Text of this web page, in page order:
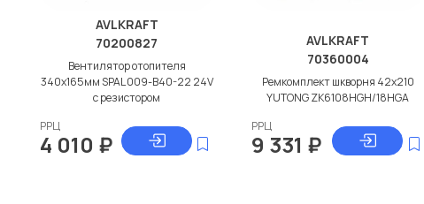
AVLKRAFT
70200827
Вентилятор отопителя
340x165мм SPAL 009-B40-22 24V
с резистором
РРЦ
4 010 ₽
AVLKRAFT
70360004
Ремкомплект шкворня 42x210
YUTONG ZK6108HGH/18HGA
РРЦ
9 331 ₽